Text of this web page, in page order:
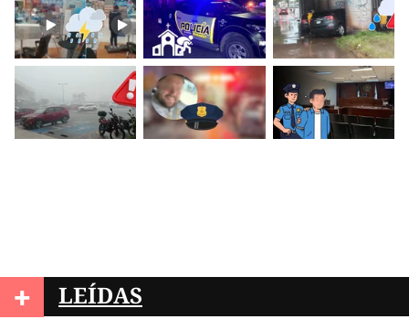
+ LEÍDAS